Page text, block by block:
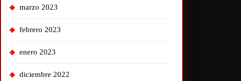
marzo 2023
febrero 2023
enero 2023
diciembre 2022